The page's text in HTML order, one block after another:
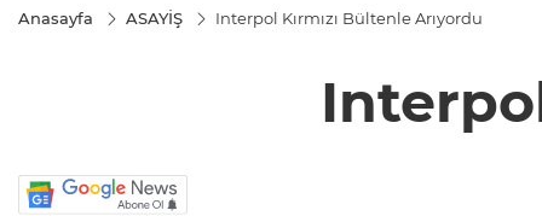
Anasayfa ASAYİŞ Interpol Kırmızı Bültenle Arıyordu